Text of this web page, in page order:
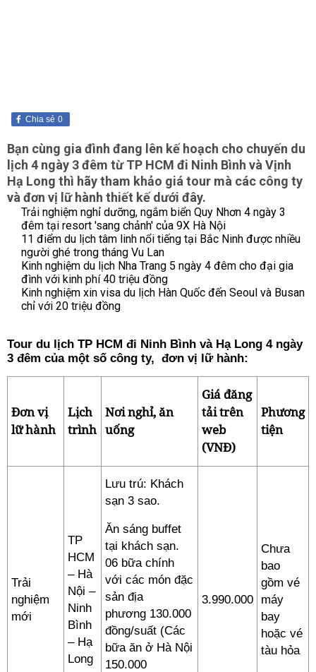
0
Chia sẻ
Bạn cùng gia đình đang lên kế hoạch cho chuyến du
lịch 4 ngày 3 đêm từ TP HCM đi Ninh Bình và Vịnh
Hạ Long thì hãy tham khảo giá tour mà các công ty
và đơn vị lữ hành thiết kế dưới đây.
Trải nghiệm nghỉ dưỡng, ngắm biển Quy Nhơn 4 ngày 3
đêm tại resort 'sang chảnh' của 9X Hà Nội
11 điểm du lịch tâm linh nổi tiếng tại Bắc Ninh được nhiều
người ghé trong tháng Vu Lan
Kinh nghiệm du lịch Nha Trang 5 ngày 4 đêm cho đại gia
đình với kinh phí 40 triệu đồng
Kinh nghiệm xin visa du lịch Hàn Quốc đến Seoul và Busan
chỉ với 20 triệu đồng
Tour du lịch TP HCM đi Ninh Bình và Hạ Long 4 ngày
3 đêm của một số công ty, đơn vị lữ hành:
Đơn vị
lữ hành
Lịch
trình
Nơi nghỉ, ăn
uống
Giá đăng
tải trên
web
(VNĐ)
Phương
tiện
Trải
nghiệm
mới
TP
HCM
– Hà
Nội –
Ninh
Bình
– Hạ
Long
Lưu trú: Khách
sạn 3 sao.
Ăn sáng buffet
tại khách sạn.
06 bữa chính
với các món đặc
sản địa
phương 130.000
đồng/suất (Các
bữa ăn ở Hà Nội
150.000
3.990.000
Chưa
bao
gồm vé
máy
bay
hoặc vé
tàu hỏa